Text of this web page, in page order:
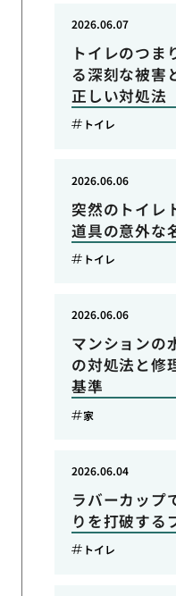
トイレのつま
る深刻な被害
正しい対処法
2026.06.07
トイレ
突然のトイレ
道具の意外な
2026.06.06
トイレ
マンションの
の対処法と修
基準
2026.06.06
家
ラバーカップ
りを打破する
2026.06.04
トイレ